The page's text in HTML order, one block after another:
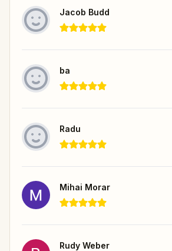
Jacob Budd
ba
Radu
Mihai Morar
Rudy Weber